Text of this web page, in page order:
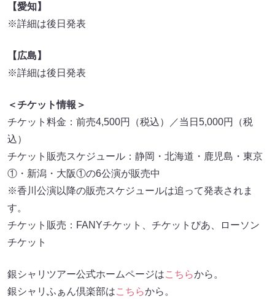
【愛知】
※詳細は後日発表
【広島】
※詳細は後日発表
＜チケット情報＞
チケット料金：前売4,500円（税込）／当日5,000円（税
込）
チケット販売スケジュール：静岡・北海道・鹿児島・東京
①・新潟・大阪①の6公演が販売中
※香川公演以降の販売スケジュールは追って発表されま
す。
チケット販売：FANYチケット、チケットぴあ、ローソン
チケット
銀シャリツアー公式ホームページはこちらから。
銀シャリふぁん倶楽部はこちらから。